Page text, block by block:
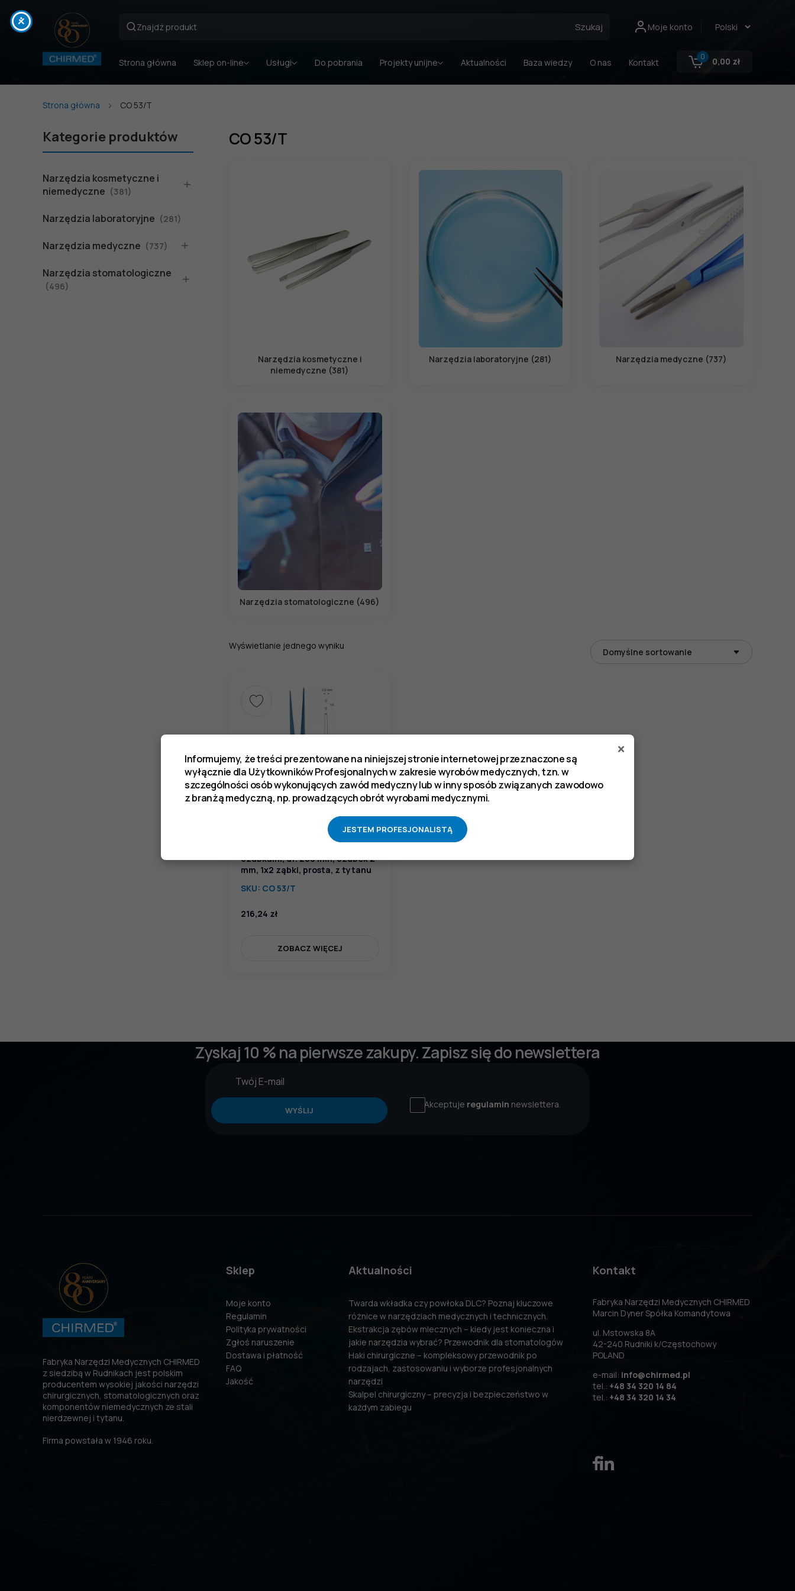
Szukaj Moje konto
Strona główna Sklep on-line Usługi Do pobrania Projekty unijne Aktualności Baza wiedzy O nas Kontakt
0 0,00 zł
Strona główna CO 53/T
Kategorie produktów
Narzędzia kosmetyczne i
niemedyczne (381)
Narzędzia laboratoryjne (281)
Narzędzia medyczne (737)
Narzędzia stomatologiczne
(496)
CO 53/T
Narzędzia kosmetyczne i
niemedyczne (381)
Narzędzia laboratoryjne (281) Narzędzia medyczne (737)
Narzędzia stomatologiczne (496)
Wyświetlanie jednego wyniku
czubkami, dł. 200 mm, czubek 2
mm, 1x2 ząbki, prosta, z tytanu
SKU: CO 53/T
216,24 zł
ZOBACZ WIĘCEJ
Zyskaj 10 % na pierwsze zakupy. Zapisz się do newslettera
WYŚLIJ
Akceptuje regulamin newslettera.
Fabryka Narzędzi Medycznych CHIRMED
z siedzibą w Rudnikach jest polskim
producentem wysokiej jakości narzędzi
chirurgicznych, stomatologicznych oraz
komponentów niemedycznych ze stali
nierdzewnej i tytanu.
Firma powstała w 1946 roku.
Sklep
Moje konto
Regulamin
Polityka prywatności
Zgłoś naruszenie
Dostawa i płatność
FAQ
Jakość
Aktualności
Twarda wkładka czy powłoka DLC? Poznaj kluczowe
różnice w narzędziach medycznych i technicznych.
Ekstrakcja zębów mlecznych – kiedy jest konieczna i
jakie narzędzia wybrać? Przewodnik dla stomatologów
Haki chirurgiczne – kompleksowy przewodnik po
rodzajach, zastosowaniu i wyborze profesjonalnych
narzędzi
Skalpel chirurgiczny – precyzja i bezpieczeństwo w
każdym zabiegu
Kontakt
Fabryka Narzędzi Medycznych CHIRMED
Marcin Dyner Spółka Komandytowa
ul. Mstowska 8A
42-240 Rudniki k/Częstochowy
POLAND
e-mail: info@chirmed.pl
tel.: +48 34 320 14 84
tel.: +48 34 320 14 34
×
Informujemy, że treści prezentowane na niniejszej stronie internetowej przeznaczone są
wyłącznie dla Użytkowników Profesjonalnych w zakresie wyrobów medycznych, tzn. w
szczególności osób wykonujących zawód medyczny lub w inny sposób związanych zawodowo
z branżą medyczną, np. prowadzących obrót wyrobami medycznymi.
JESTEM PROFESJONALISTĄ